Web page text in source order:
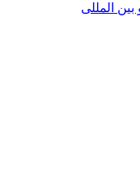
المللی